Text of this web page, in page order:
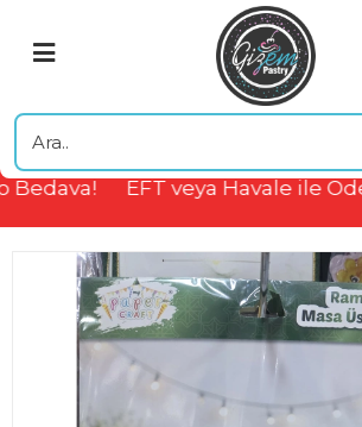
EFT veya Havale ile